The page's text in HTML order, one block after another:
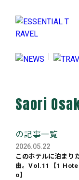
Saori
の記事一覧
2026.05.22
このホテルに泊まり
由。Vol.11【1
o】